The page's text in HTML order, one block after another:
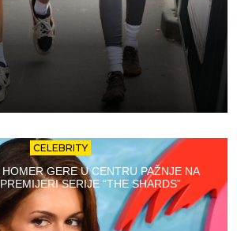
CELEBRITY
GERE U CENTRU PAŽNJE NA
SERIJE “THE SHARDS”